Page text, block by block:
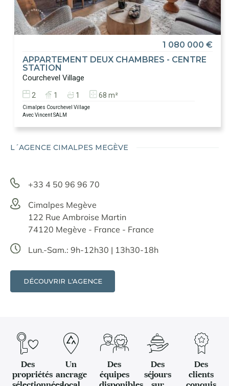
1 080 000 €
APPARTEMENT DEUX CHAMBRES - CENTRE
STATION
Courchevel Village
2 1 1 68 m²
Cimalpes Courchevel Village
Avec Vincent SALM
L´AGENCE CIMALPES MEGÈVE
+33 4 50 96 96 70
Cimalpes Megève
122 Rue Ambroise Martin
74120 Megève - France - France
Lun.-Sam.: 9h-12h30 | 13h30-18h
DÉCOUVRIR L'AGENCE
Des
propriétés
Un
ancrage
Des
équipes
Des
séjours
Des
clients